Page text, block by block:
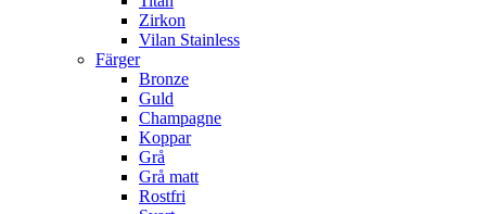
Zirkon
Vilan Stainless
Färger
Bronze
Guld
Champagne
Koppar
Grå
Grå matt
Rostfri